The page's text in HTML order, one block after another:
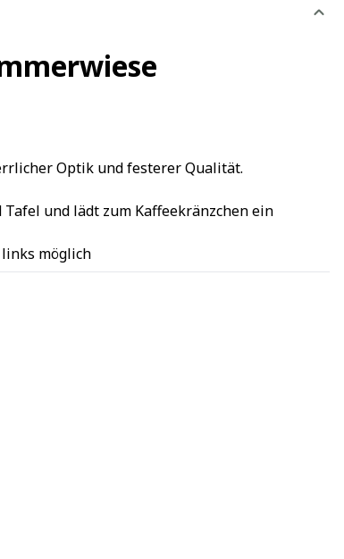
Optik und festerer Qualität.
und lädt zum Kaffeekränzchen ein
links möglich